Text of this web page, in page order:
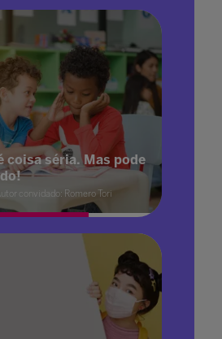
coisa séria. Mas pode
convidado: Romero Tori